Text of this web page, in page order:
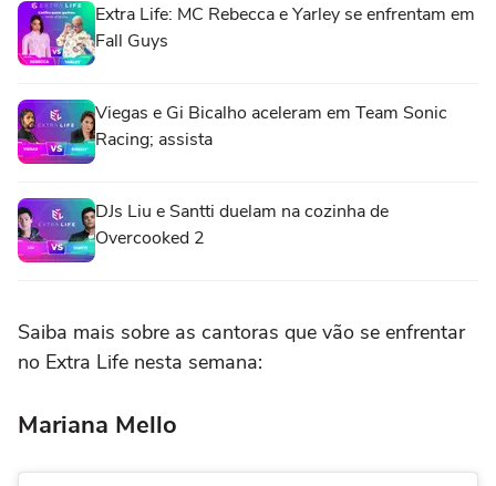
Extra Life: MC Rebecca e Yarley se enfrentam em
Fall Guys
Viegas e Gi Bicalho aceleram em Team Sonic
Racing; assista
DJs Liu e Santti duelam na cozinha de
Overcooked 2
Saiba mais sobre as cantoras que vão se enfrentar
no Extra Life nesta semana:
Mariana Mello